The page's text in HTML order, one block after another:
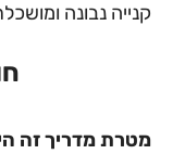
קנייה נבונה
מטרת מדריך זה